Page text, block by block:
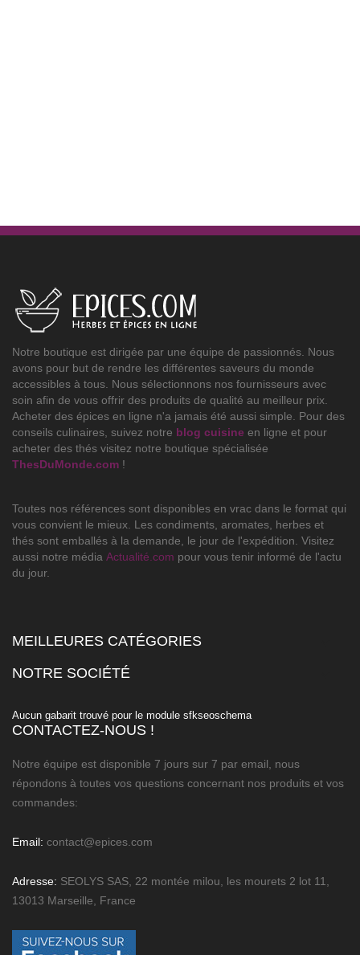
Notre boutique est dirigée par une équipe de passionnés. Nous
avons pour but de rendre les différentes saveurs du monde
accessibles à tous. Nous sélectionnons nos fournisseurs avec
soin afin de vous offrir des produits de qualité au meilleur prix.
Acheter des épices en ligne n'a jamais été aussi simple. Pour des
conseils culinaires, suivez notre blog cuisine en ligne et pour
acheter des thés visitez notre boutique spécialisée
ThesDuMonde.com !
Toutes nos références sont disponibles en vrac dans le format qui
vous convient le mieux. Les condiments, aromates, herbes et
thés sont emballés à la demande, le jour de l'expédition. Visitez
aussi notre média Actualité.com pour vous tenir informé de l'actu
du jour.
MEILLEURES CATÉGORIES
NOTRE SOCIÉTÉ
Aucun gabarit trouvé pour le module sfkseoschema
CONTACTEZ-NOUS !
Notre équipe est disponible 7 jours sur 7 par email, nous
répondons à toutes vos questions concernant nos produits et vos
commandes:
Email: contact@epices.com
Adresse: SEOLYS SAS, 22 montée milou, les mourets 2 lot 11,
13013 Marseille, France